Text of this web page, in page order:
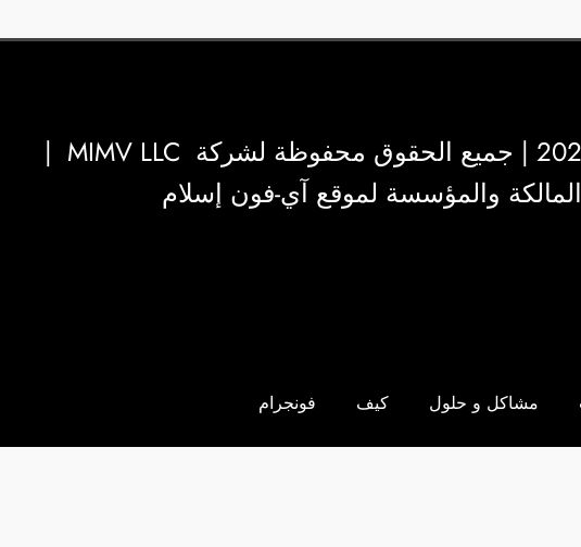
MIMV LLC
|
المالكة والمؤسسة لموقع آي-فون إسلام
مشاكل و حلول كيف فونجرام